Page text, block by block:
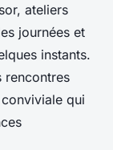
ateliers
journées et
instants.
rencontres
qui